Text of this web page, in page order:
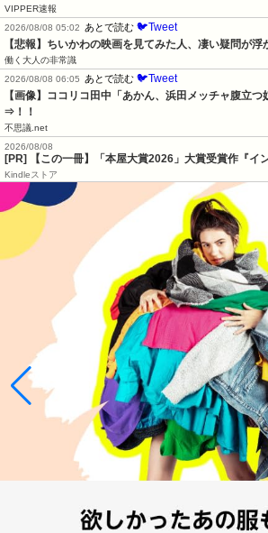
VIPPER速報
2026/08/08 05:02
あとで読む 🐦Tweet
【悲報】ちいかわの映画を見てみた人、凄い疑問が浮
働く大人の非常識
2026/08/08 06:05
あとで読む 🐦Tweet
【画像】ココリコ田中「あかん、浜田メッチャ腹立つ
⇒！！
不思議.net
2026/08/08
[PR] 【この一冊】「本屋大賞2026」大賞受賞作『イ
Kindleストア